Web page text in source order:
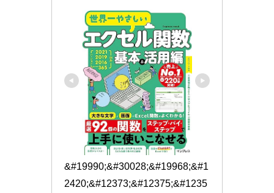
&#19990;&#30028;&#19968;&#1
2420;&#12373;&#12375;&#1235